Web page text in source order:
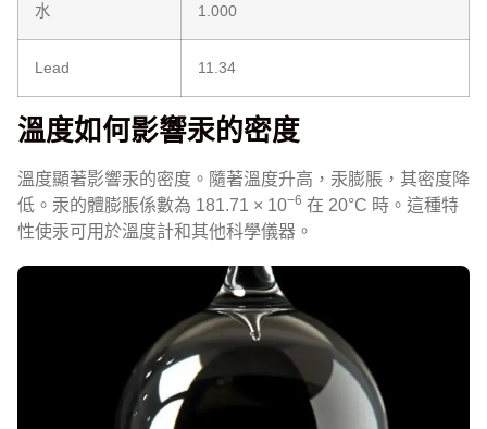
水 1.000
Lead 11.34
溫度如何影響汞的密度
溫度顯著影響汞的密度。隨著溫度升高，汞膨脹，其密度降
低。汞的體膨脹係數為 181.71 × 10−6 在 20°C 時。這種特
性使汞可用於溫度計和其他科學儀器。